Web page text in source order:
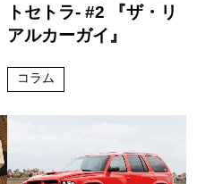
トセトラ- #2 『ザ・リ
アルカーガイ』
コラム